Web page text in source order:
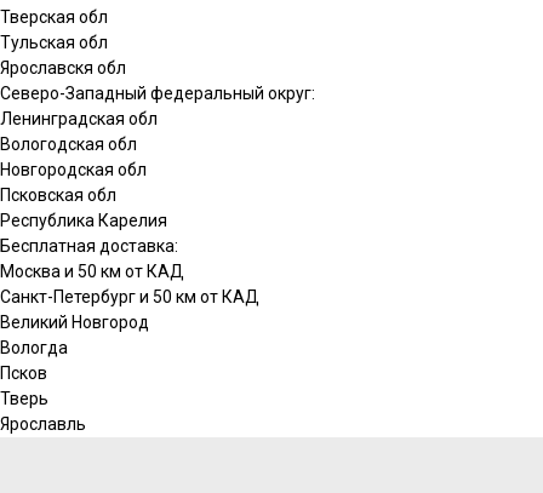
Тверская обл
Тульская обл
Ярославскя обл
Северо-Западный федеральный округ:
Ленинградская обл
Вологодская обл
Новгородская обл
Псковская обл
Республика Карелия
Бесплатная доставка:
Москва и 50 км от КАД
Санкт-Петербург и 50 км от КАД
Великий Новгород
Вологда
Псков
Тверь
Ярославль